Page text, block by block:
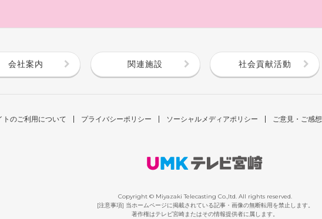
会社案内 関連施設 社会貢献活動
トのご利用について プライバシーポリシー ソーシャルメディアポリシー ご意見・ご感想
Copyright © Miyazaki Telecasting Co.,ltd. All rights reserved.
[注意事項] 当ホームページに掲載されている記事・画像の無断転用を禁止します。
著作権はテレビ宮崎またはその情報提供者に属します。